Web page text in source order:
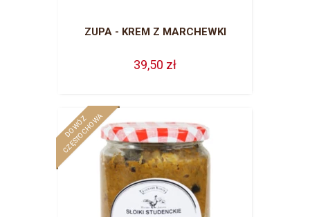
ZUPA - KREM Z MARCHEWKI
39,50 zł
D
O
W
Ó
Z
C
Z
Ę
S
T
O
C
H
O
W
A